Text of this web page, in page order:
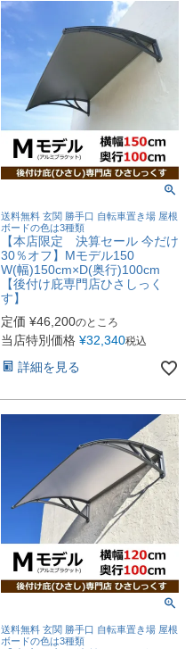
送料無料 玄関 勝手口 自転車置き場 屋根
ボードの色は3種類
【本店限定 決算セール 今だけ
30％オフ】Mモデル150
W(幅)150cm×D(奥行)100cm
【後付け庇専門店ひさしっく
す】
定価 ¥46,200のところ
当店特別価格 ¥32,340税込
詳細を見る
送料無料 玄関 勝手口 自転車置き場 屋根
ボードの色は3種類